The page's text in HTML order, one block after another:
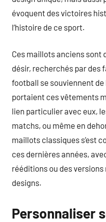
évoquent des victoires
l’histoire de ce sport.
Ces maillots anciens sont
désir, recherchés par des
football se souviennent de
portaient ces vêtements
lien particulier avec eux,
matchs, ou même en
maillots classiques s’est
ces dernières années,
rééditions ou des
designs.
Personnaliser